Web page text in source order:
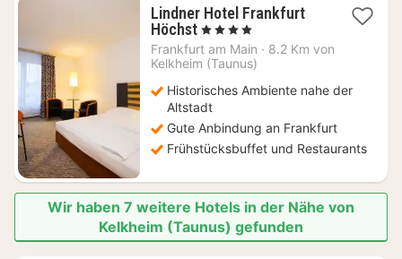
Lindner Hotel Frankfurt
Höchst1
Nacht
ab
€
, 4 Sterne
Frankfurt am Main · 8.2 Km von
Kelkheim (Taunus)
Historisches Ambiente nahe der
Altstadt
Gute Anbindung an Frankfurt
Frühstücksbuffet und Restaurants
Wir haben 7 weitere Hotels in der Nähe von
Kelkheim (Taunus) gefunden